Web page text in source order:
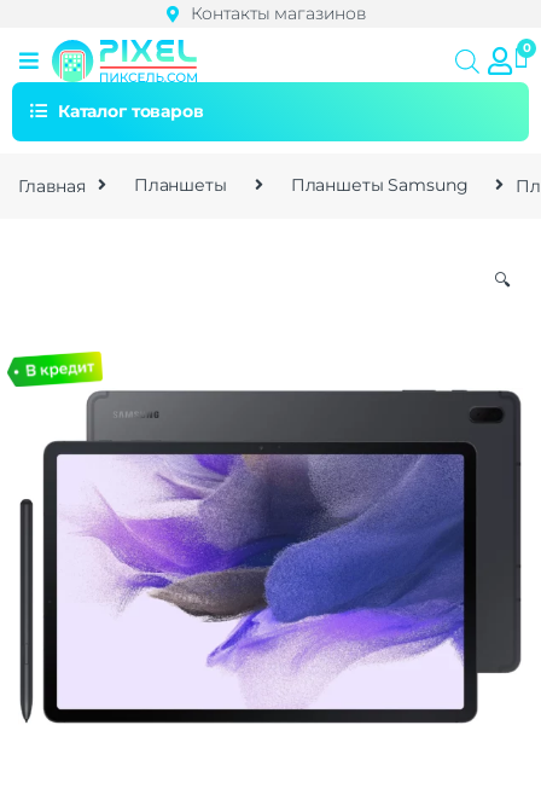
Контакты магазинов
Каталог товаров
Главная Планшеты Планшеты Samsung
🔍